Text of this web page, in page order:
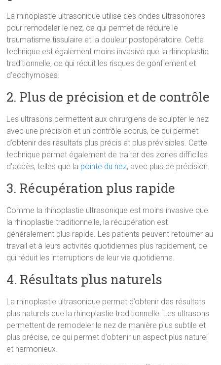
La rhinoplastie ultrasonique utilise des ondes ultrasonores
pour remodeler le nez, ce qui permet de réduire le
traumatisme tissulaire et la douleur postopératoire. Cette
technique est également moins invasive que la rhinoplastie
traditionnelle, ce qui réduit les risques de gonflement et
d’ecchymoses.
2. Plus de précision et de contrôle
Les ultrasons permettent aux chirurgiens de sculpter le nez
avec une précision et un contrôle accrus, ce qui permet
d’obtenir des résultats plus précis et plus prévisibles. Cette
technique permet également de traiter des zones difficiles
d’accès, telles que la pointe du nez, avec plus de précision.
3. Récupération plus rapide
Comme la rhinoplastie ultrasonique est moins invasive que
la rhinoplastie traditionnelle, la récupération est
généralement plus rapide. Les patients peuvent retourner au
travail et à leurs activités quotidiennes plus rapidement, ce
qui réduit les interruptions de leur vie quotidienne.
4. Résultats plus naturels
La rhinoplastie ultrasonique permet d’obtenir des résultats
plus naturels que la rhinoplastie traditionnelle. Les ultrasons
permettent de remodeler le nez de manière plus subtile et
plus précise, ce qui permet d’obtenir un aspect plus naturel
et harmonieux.